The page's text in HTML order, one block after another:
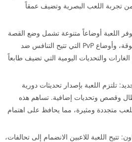
تجربة اللعب البصرية وتضيف عمقاً
اللعبة أوضاعاً متنوعة تشمل وضع القصة
الذي يقدم تجربة فردية مشوقة، وأوضاع PvP التي تتيح التنافس ضد
والتحديات اليومية التي تضيف طابعاً
تلتزم اللعبة بإصدار تحديثات دورية
وقصص وتحديات إضافية. تساهم هذه
متجددة ومثيرة، مما يحافظ على اهتمام
تتيح اللعبة للاعبين الانضمام إلى تحالفات،